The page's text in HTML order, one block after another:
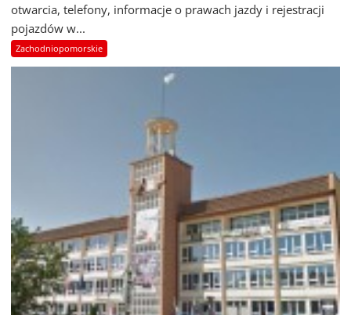
otwarcia, telefony, informacje o prawach jazdy i rejestracji
pojazdów w...
Zachodniopomorskie